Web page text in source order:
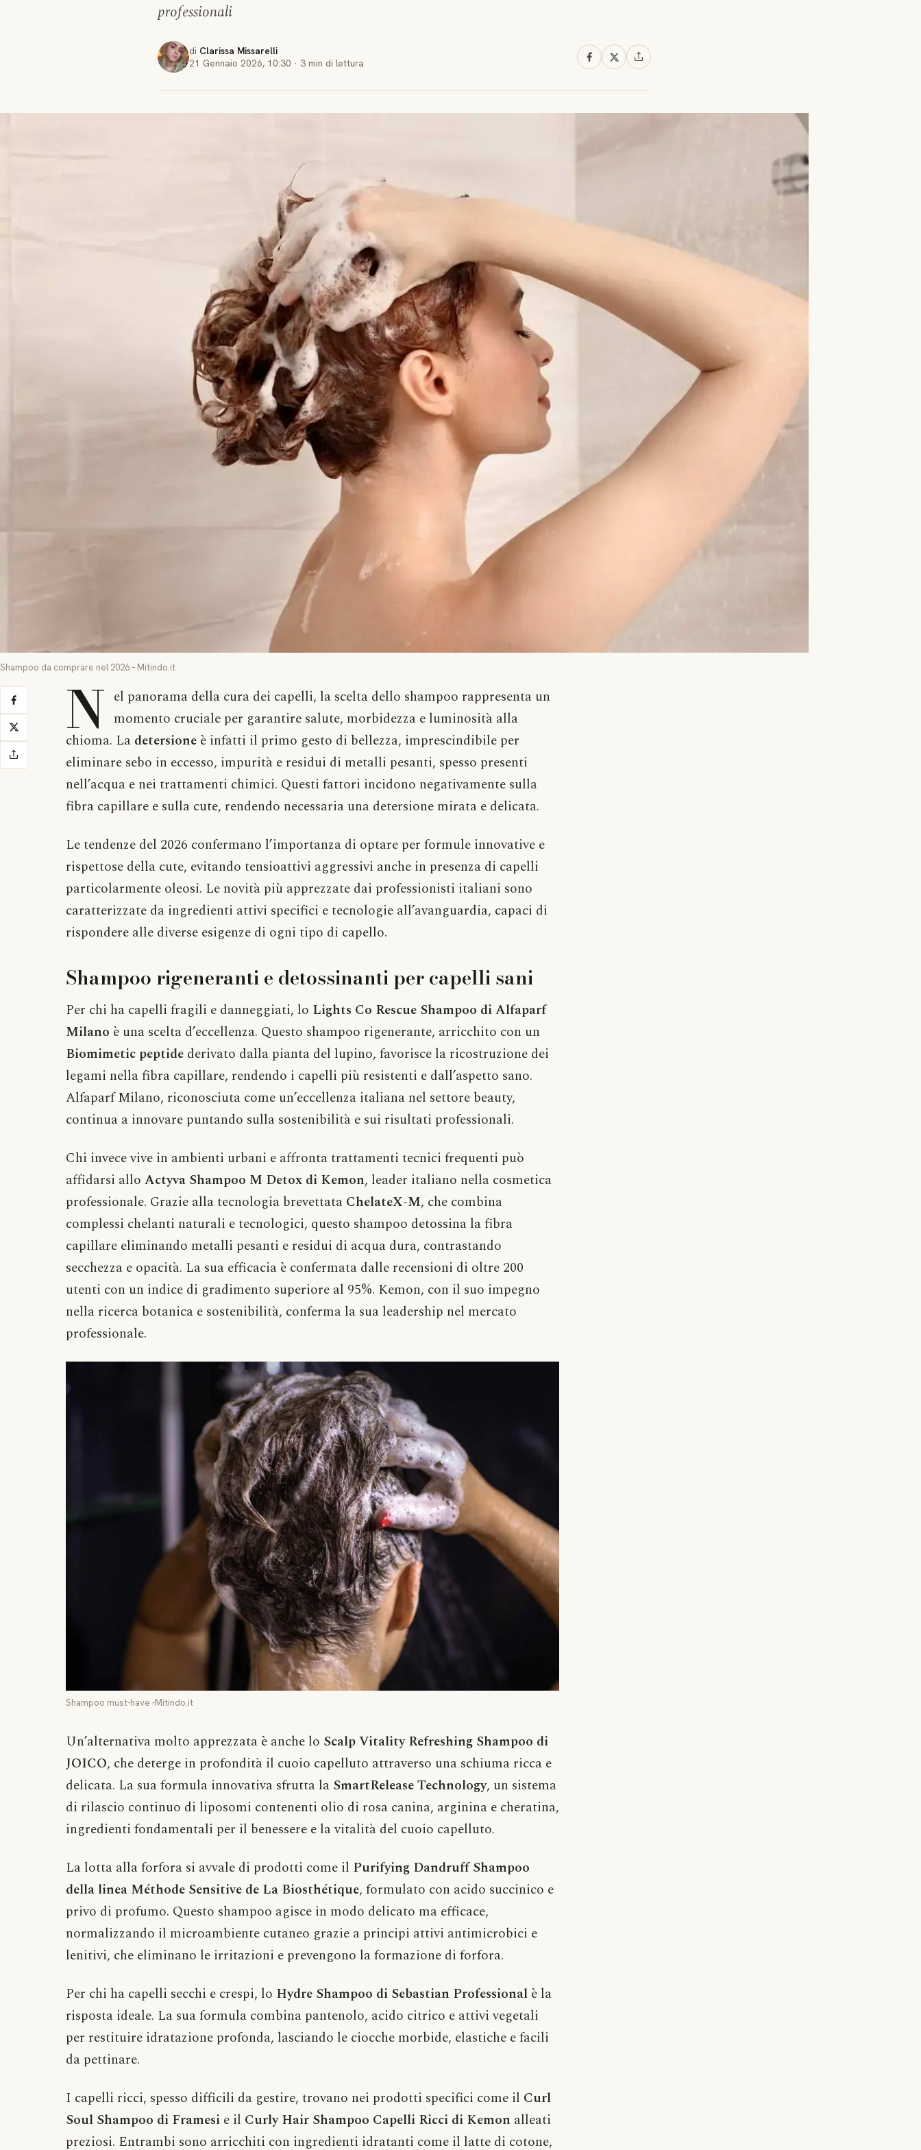
professionali
di Clarissa Missarelli
21 Gennaio 2026, 10:30 · 3 min di lettura
Shampoo da comprare nel 2026 – Mitindo.it
N el panorama della cura dei capelli, la scelta dello shampoo rappresenta un
momento cruciale per garantire salute, morbidezza e luminosità alla
chioma. La detersione è infatti il primo gesto di bellezza, imprescindibile per
eliminare sebo in eccesso, impurità e residui di metalli pesanti, spesso presenti
nell’acqua e nei trattamenti chimici. Questi fattori incidono negativamente sulla
fibra capillare e sulla cute, rendendo necessaria una detersione mirata e delicata.
Le tendenze del 2026 confermano l’importanza di optare per formule innovative e
rispettose della cute, evitando tensioattivi aggressivi anche in presenza di capelli
particolarmente oleosi. Le novità più apprezzate dai professionisti italiani sono
caratterizzate da ingredienti attivi specifici e tecnologie all’avanguardia, capaci di
rispondere alle diverse esigenze di ogni tipo di capello.
Shampoo rigeneranti e detossinanti per capelli sani
Per chi ha capelli fragili e danneggiati, lo Lights Co Rescue Shampoo di Alfaparf
Milano è una scelta d’eccellenza. Questo shampoo rigenerante, arricchito con un
Biomimetic peptide derivato dalla pianta del lupino, favorisce la ricostruzione dei
legami nella fibra capillare, rendendo i capelli più resistenti e dall’aspetto sano.
Alfaparf Milano, riconosciuta come un’eccellenza italiana nel settore beauty,
continua a innovare puntando sulla sostenibilità e sui risultati professionali.
Chi invece vive in ambienti urbani e affronta trattamenti tecnici frequenti può
affidarsi allo Actyva Shampoo M Detox di Kemon, leader italiano nella cosmetica
professionale. Grazie alla tecnologia brevettata ChelateX-M, che combina
complessi chelanti naturali e tecnologici, questo shampoo detossina la fibra
capillare eliminando metalli pesanti e residui di acqua dura, contrastando
secchezza e opacità. La sua efficacia è confermata dalle recensioni di oltre 200
utenti con un indice di gradimento superiore al 95%. Kemon, con il suo impegno
nella ricerca botanica e sostenibilità, conferma la sua leadership nel mercato
professionale.
Shampoo must-have -Mitindo.it
Un’alternativa molto apprezzata è anche lo Scalp Vitality Refreshing Shampoo di
JOICO, che deterge in profondità il cuoio capelluto attraverso una schiuma ricca e
delicata. La sua formula innovativa sfrutta la SmartRelease Technology, un sistema
di rilascio continuo di liposomi contenenti olio di rosa canina, arginina e cheratina,
ingredienti fondamentali per il benessere e la vitalità del cuoio capelluto.
La lotta alla forfora si avvale di prodotti come il Purifying Dandruff Shampoo
della linea Méthode Sensitive de La Biosthétique, formulato con acido succinico e
privo di profumo. Questo shampoo agisce in modo delicato ma efficace,
normalizzando il microambiente cutaneo grazie a principi attivi antimicrobici e
lenitivi, che eliminano le irritazioni e prevengono la formazione di forfora.
Per chi ha capelli secchi e crespi, lo Hydre Shampoo di Sebastian Professional è la
risposta ideale. La sua formula combina pantenolo, acido citrico e attivi vegetali
per restituire idratazione profonda, lasciando le ciocche morbide, elastiche e facili
da pettinare.
I capelli ricci, spesso difficili da gestire, trovano nei prodotti specifici come il Curl
Soul Shampoo di Framesi e il Curly Hair Shampoo Capelli Ricci di Kemon alleati
preziosi. Entrambi sono arricchiti con ingredienti idratanti come il latte di cotone,